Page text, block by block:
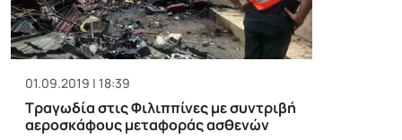
01.09.2019 | 18:39
Τραγωδία στις Φιλιππίνες με συντριβή
αεροσκάφους μεταφοράς ασθενών